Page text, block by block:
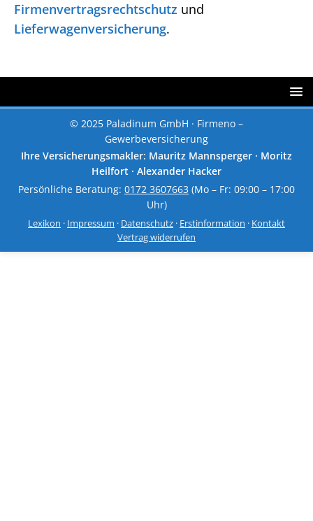
Firmenvertragsrechtschutz und
Lieferwagenversicherung.
© 2025 Paladinum GmbH · Firmeno –
Gewerbeversicherung
Ihre Versicherungsmakler: Mauritz Mannsperger · Moritz
Heilfort · Alexander Hacker
Persönliche Beratung: 0172 3607663 (Mo – Fr: 09:00 – 17:00
Uhr)
Lexikon · Impressum · Datenschutz · Erstinformation · Kontakt
Vertrag widerrufen